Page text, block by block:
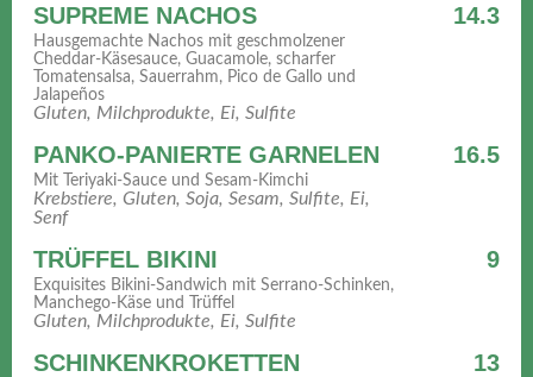
SUPREME NACHOS 14.3
Hausgemachte Nachos mit geschmolzener
Cheddar-Käsesauce, Guacamole, scharfer
Tomatensalsa, Sauerrahm, Pico de Gallo und
Jalapeños
Gluten, Milchprodukte, Ei, Sulfite
PANKO-PANIERTE GARNELEN 16.5
Mit Teriyaki-Sauce und Sesam-Kimchi
Krebstiere, Gluten, Soja, Sesam, Sulfite, Ei,
Senf
TRÜFFEL BIKINI 9
Exquisites Bikini-Sandwich mit Serrano-Schinken,
Manchego-Käse und Trüffel
Gluten, Milchprodukte, Ei, Sulfite
SCHINKENKROKETTEN 13